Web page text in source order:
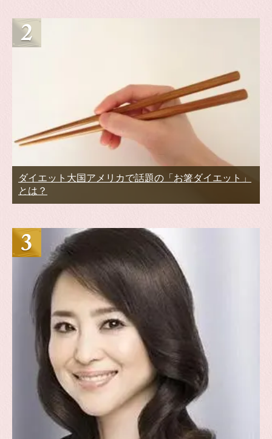
ダイエット大国アメリカで話題の「お箸ダイエット」
とは？